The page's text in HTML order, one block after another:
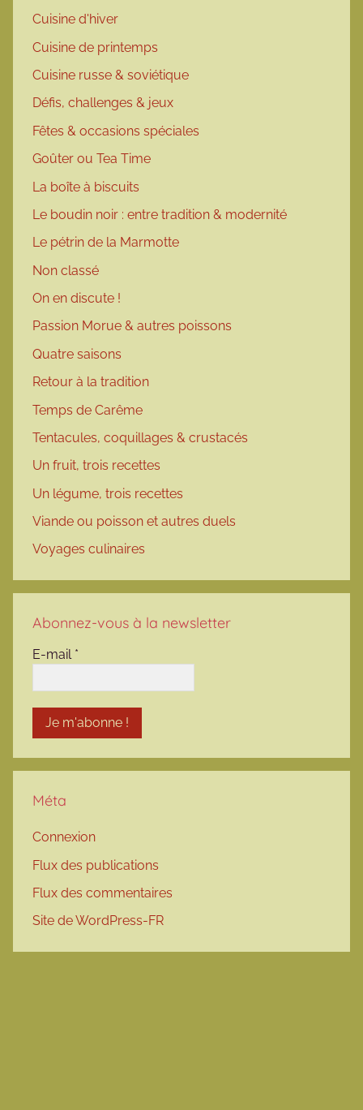
Cuisine d'hiver
Cuisine de printemps
Cuisine russe & soviétique
Défis, challenges & jeux
Fêtes & occasions spéciales
Goûter ou Tea Time
La boîte à biscuits
Le boudin noir : entre tradition & modernité
Le pétrin de la Marmotte
Non classé
On en discute !
Passion Morue & autres poissons
Quatre saisons
Retour à la tradition
Temps de Carême
Tentacules, coquillages & crustacés
Un fruit, trois recettes
Un légume, trois recettes
Viande ou poisson et autres duels
Voyages culinaires
Abonnez-vous à la newsletter
E-mail *
Méta
Connexion
Flux des publications
Flux des commentaires
Site de WordPress-FR